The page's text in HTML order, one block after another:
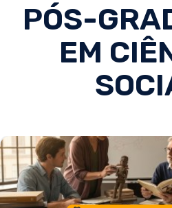
PÓS-
EM